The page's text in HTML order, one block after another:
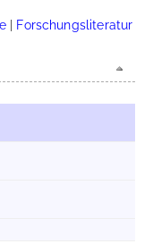
| Forschungsliteratur